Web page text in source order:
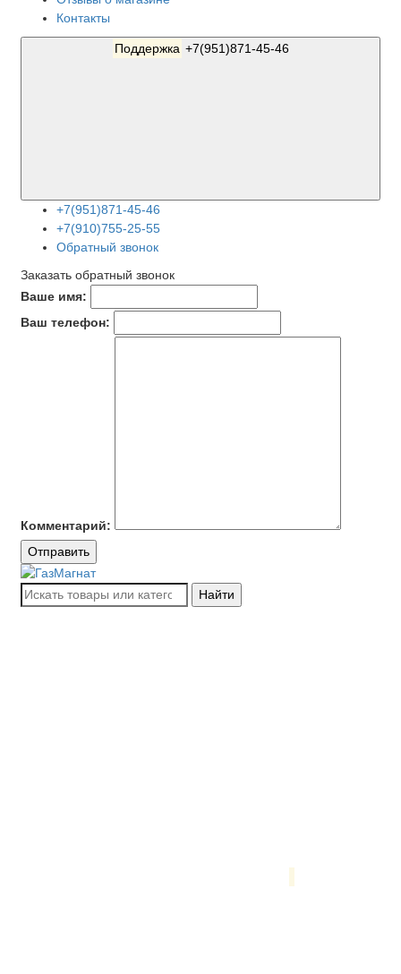
Контакты
Поддержка +7(951)871-45-46
+7(951)871-45-46
+7(910)755-25-55
Обратный звонок
Заказать обратный звонок
Ваше имя:
Ваш телефон:
Комментарий:
Отправить
Найти